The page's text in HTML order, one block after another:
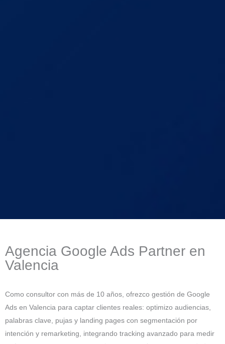
Agencia Google Ads Partner en
Valencia
Como consultor con más de 10 años, ofrezco gestión de Google
Ads en Valencia para captar clientes reales: optimizo audiencias,
palabras clave, pujas y landing pages con segmentación por
intención y remarketing, integrando tracking avanzado para medir